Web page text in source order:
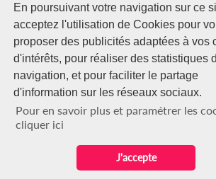
En poursuivant votre navigation sur ce
acceptez l'utilisation de Cookies pour
proposer des publicités adaptées à vos
d'intérêts, pour réaliser des statistiques
navigation, et pour faciliter le partage
d'information sur les réseaux sociaux.
Pour en savoir plus et paramétrer les
cliquer ici
J'accepte
koaci@yahoo.fr
+225 07 08 85 52 93
NEWSLETTER
Restez connecté via notre newsletter
S'abonner
Se désabonner